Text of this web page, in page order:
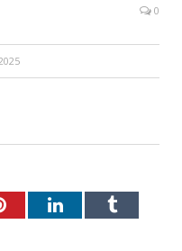
0
PinterestLinkedInTumblr